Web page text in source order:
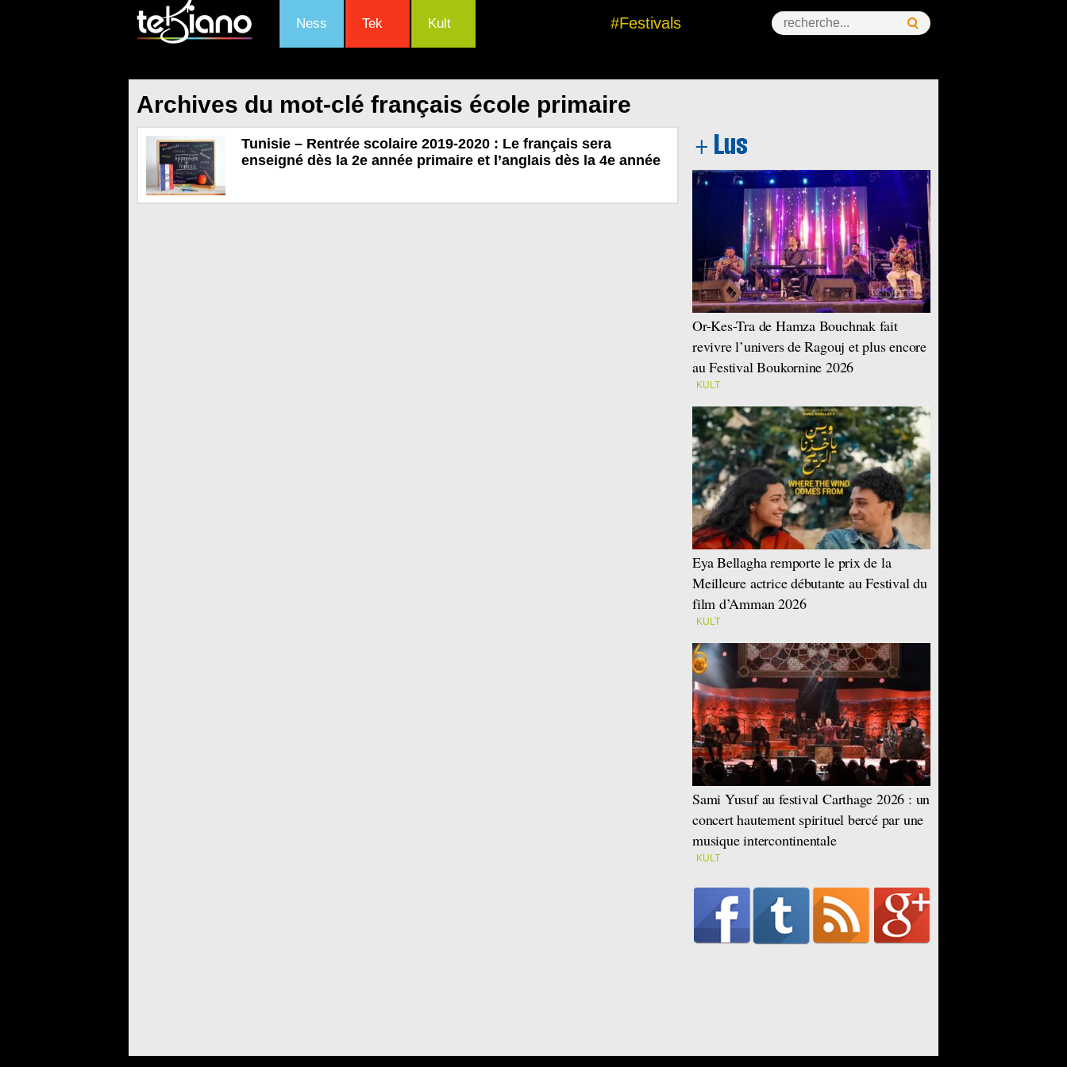
Ness Tek Kult #Festivals
Archives du mot-clé français école primaire
Tunisie – Rentrée scolaire 2019-2020 : Le français sera
enseigné dès la 2e année primaire et l’anglais dès la 4e année
Or-Kes-Tra de Hamza Bouchnak fait
revivre l’univers de Ragouj et plus encore
au Festival Boukornine 2026
KULT
Eya Bellagha remporte le prix de la
Meilleure actrice débutante au Festival du
film d’Amman 2026
KULT
Sami Yusuf au festival Carthage 2026 : un
concert hautement spirituel bercé par une
musique intercontinentale
KULT